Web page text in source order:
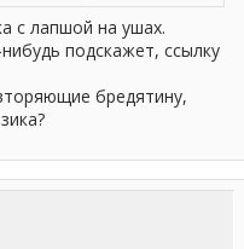
с лапшой на ушах.
подскажет, ссылку
бредятину,